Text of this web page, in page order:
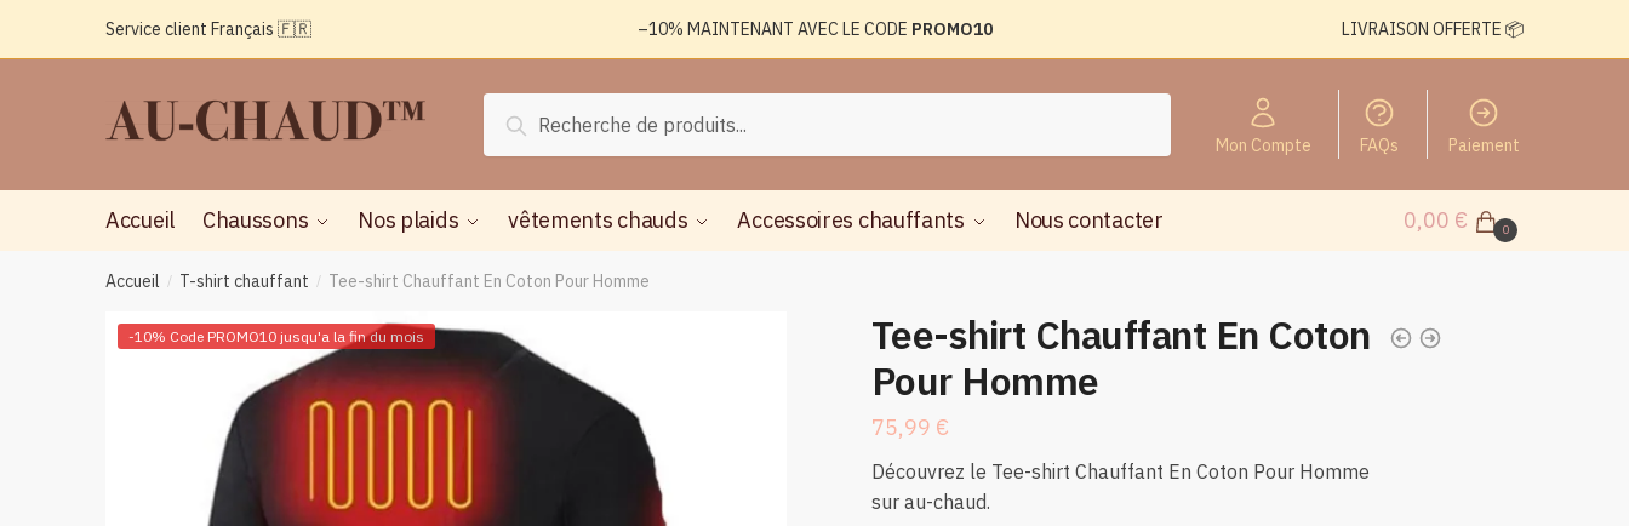
Service client Français 🇫🇷 –10% MAINTENANT AVEC LE CODE PROMO10 LIVRAISON OFFERTE 📦
pour :
Recherche
Mon Compte FAQs Paiement
Accueil Chaussons Nos plaids vêtements chauds Accessoires chauffants Nous contacter 0,00 € 0
Accueil / T-shirt chauffant / Tee-shirt Chauffant En Coton Pour Homme
-10% Code PROMO10 jusqu'a la fin du mois
Tee-shirt Chauffant En Coton
Pour Homme
75,99 €
Découvrez le Tee-shirt Chauffant En Coton Pour Homme
sur au-chaud.